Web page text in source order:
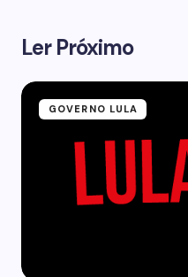
Ler Próximo
GOVERNO LULA